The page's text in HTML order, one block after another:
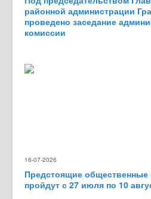
районной администрации
проведено заседание
комиссии
16-07-2026
Предстоящие
пройдут с 27 июля по 10